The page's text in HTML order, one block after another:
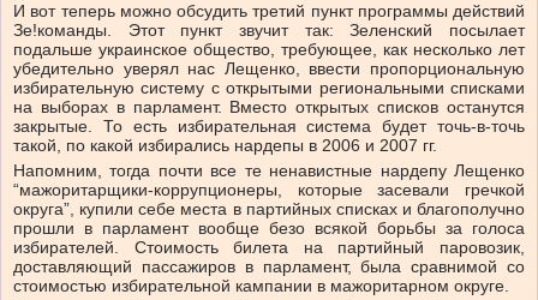
И вот теперь можно обсудить третий пункт программы действий
Зе!команды. Этот пункт звучит так: Зеленский посылает
подальше украинское общество, требующее, как несколько лет
убедительно уверял нас Лещенко, ввести пропорциональную
избирательную систему с открытыми региональными списками
на выборах в парламент. Вместо открытых списков останутся
закрытые. То есть избирательная система будет точь-в-точь
такой, по какой избирались нардепы в 2006 и 2007 гг.
Напомним, тогда почти все те ненавистные нардепу Лещенко
“мажоритарщики-коррупционеры, которые засевали гречкой
округа”, купили себе места в партийных списках и благополучно
прошли в парламент вообще безо всякой борьбы за голоса
избирателей. Стоимость билета на партийный паровозик,
доставляющий пассажиров в парламент, была сравнимой со
стоимостью избирательной кампании в мажоритарном округе.